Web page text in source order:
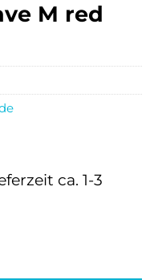
M red
ca. 1-3